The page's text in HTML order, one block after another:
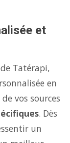
et
Tatérapi,
en
vos sources
. Dès
un